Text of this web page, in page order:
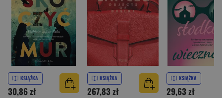
KSIĄŻKA
30,86 zł
KSIĄŻKA
267,83 zł
KSIĄŻKA
29,63 zł